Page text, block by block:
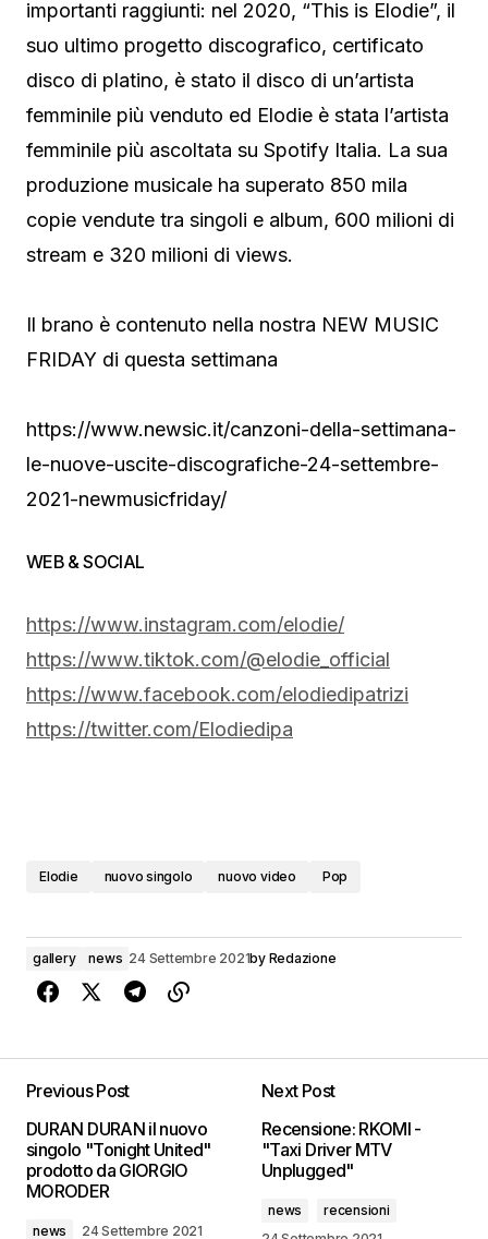
importanti raggiunti: nel 2020, “This is Elodie”, il
suo ultimo progetto discografico, certificato
disco di platino, è stato il disco di un’artista
femminile più venduto ed Elodie è stata l’artista
femminile più ascoltata su Spotify Italia. La sua
produzione musicale ha superato 850 mila
copie vendute tra singoli e album, 600 milioni di
stream e 320 milioni di views.
Il brano è contenuto nella nostra NEW MUSIC
FRIDAY di questa settimana
https://www.newsic.it/canzoni-della-settimana-
le-nuove-uscite-discografiche-24-settembre-
2021-newmusicfriday/
WEB & SOCIAL
https://www.instagram.com/elodie/
https://www.tiktok.com/@elodie_official
https://www.facebook.com/elodiedipatrizi
https://twitter.com/Elodiedipa
Elodie nuovo singolo nuovo video Pop
gallery news 24 Settembre 2021by Redazione
Previous Post
DURAN DURAN il nuovo
singolo "Tonight United"
prodotto da GIORGIO
MORODER
news 24 Settembre 2021
Next Post
Recensione: RKOMI -
"Taxi Driver MTV
Unplugged"
news
recensioni